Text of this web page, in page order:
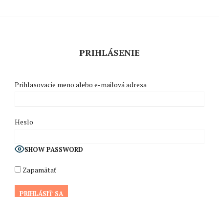
PRIHLÁSENIE
Prihlasovacie meno alebo e-mailová adresa
Heslo
SHOW PASSWORD
Zapamätať